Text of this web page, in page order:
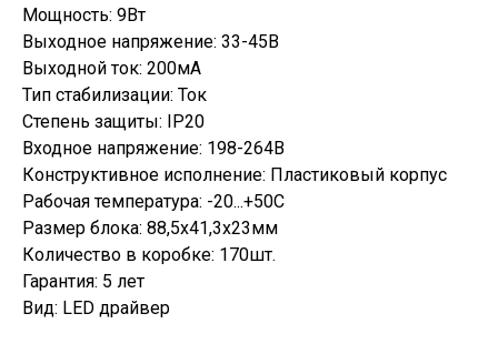
Мощность: 9Вт
Выходное напряжение: 33-45В
Выходной ток: 200мА
Тип стабилизации: Ток
Степень защиты: IP20
Входное напряжение: 198-264В
Конструктивное исполнение: Пластиковый корпус
Рабочая температура: -20...+50С
Размер блока: 88,5х41,3х23мм
Количество в коробке: 170шт.
Гарантия: 5 лет
Вид: LED драйвер